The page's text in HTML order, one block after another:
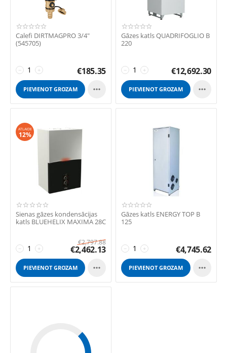
Calefi DIRTMAGPRO 3/4"
(545705)
+
− €185.35
PIEVIENOT GROZAM 
Gāzes katls QUADRIFOGLIO B
220
+
− €12,692.30
PIEVIENOT GROZAM 
ATLAIDE
12%
Sienas gāzes kondensācijas
katls BLUEHELIX MAXIMA 28C
+
−
€2,797.88
€2,462.13
PIEVIENOT GROZAM 
Gāzes katls ENERGY TOP B
125
+
− €4,745.62
PIEVIENOT GROZAM 